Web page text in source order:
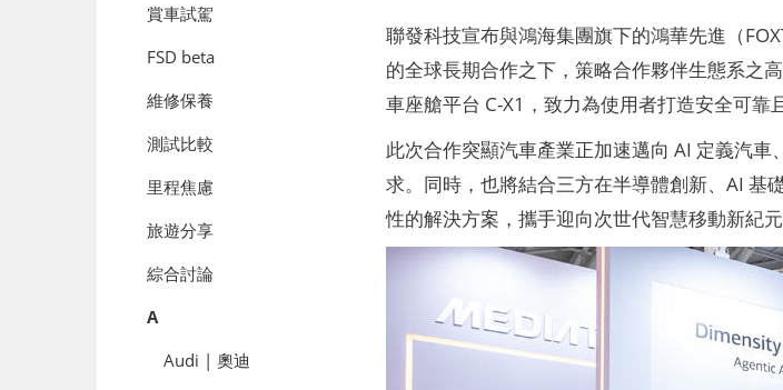
賞車試駕
FSD beta
維修保養
測試比較
里程焦慮
旅遊分享
綜合討論
A
Audi | 奧迪
聯發科技宣布與鴻海集團旗下的鴻華先進（
的全球長期合作之下，策略合作夥伴生態系之
車座艙平台 C-X1，致力為使用者打造安全可靠
此次合作突顯汽車產業正加速邁向 AI 定義汽
求。同時，也將結合三方在半導體創新、AI 基
性的解決方案，攜手迎向次世代智慧移動新紀元